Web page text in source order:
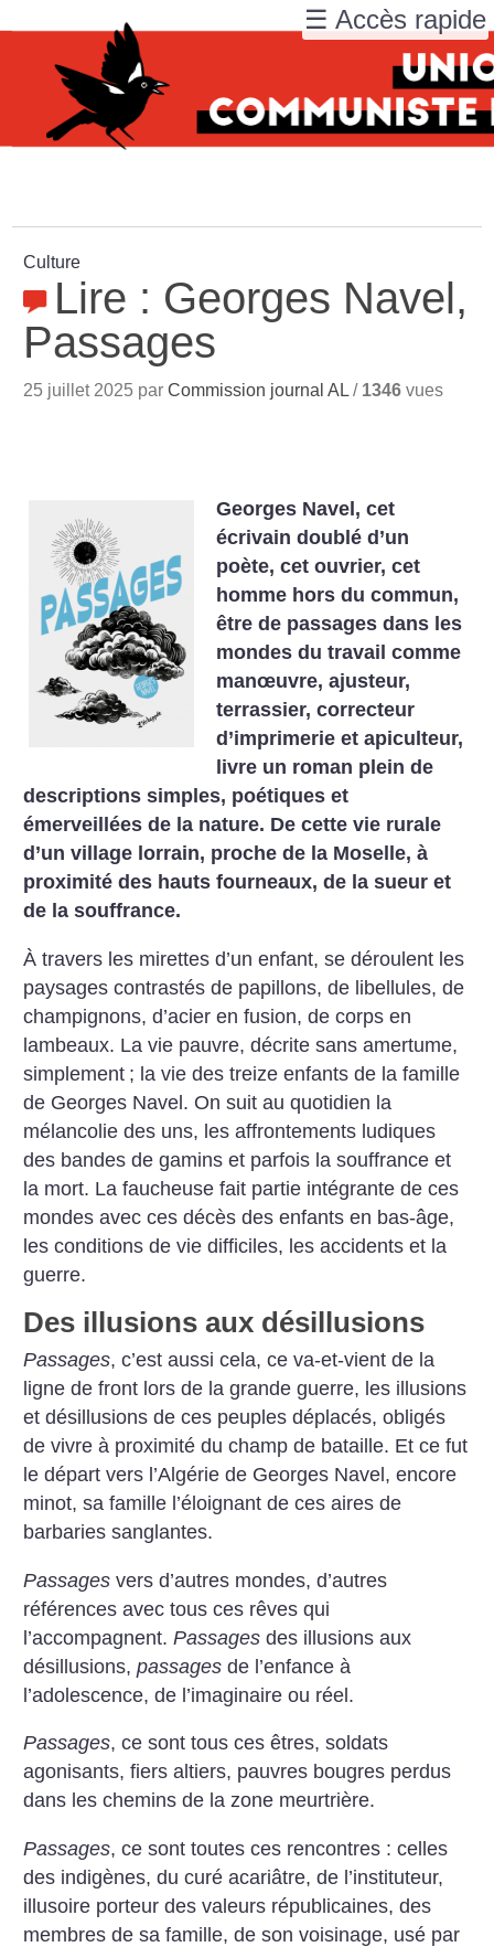
Culture
Lire : Georges Navel,
Passages
25 juillet 2025 parCommission journal AL / 1346 vues
Georges Navel, cet
écrivain doublé d’un
poète, cet ouvrier, cet
homme hors du commun,
être de passages dans les
mondes du travail comme
manœuvre, ajusteur,
terrassier, correcteur
d’imprimerie et apiculteur,
livre un roman plein de
descriptions simples, poétiques et
émerveillées de la nature. De cette vie rurale
d’un village lorrain, proche de la Moselle, à
proximité des hauts fourneaux, de la sueur et
de la souffrance.
À travers les mirettes d’un enfant, se déroulent les
paysages contrastés de papillons, de libellules, de
champignons, d’acier en fusion, de corps en
lambeaux. La vie pauvre, décrite sans amertume,
simplement ; la vie des treize enfants de la famille
de Georges Navel. On suit au quotidien la
mélancolie des uns, les affrontements ludiques
des bandes de gamins et parfois la souffrance et
la mort. La faucheuse fait partie intégrante de ces
mondes avec ces décès des enfants en bas-âge,
les conditions de vie difficiles, les accidents et la
guerre.
Des illusions aux désillusions
Passages, c’est aussi cela, ce va-et-vient de la
ligne de front lors de la grande guerre, les illusions
et désillusions de ces peuples déplacés, obligés
de vivre à proximité du champ de bataille. Et ce fut
le départ vers l’Algérie de Georges Navel, encore
minot, sa famille l’éloignant de ces aires de
barbaries sanglantes.
Passagesvers d’autres mondes, d’autres
références avec tous ces rêves qui
l’accompagnent.Passages des illusions aux
désillusions,passages de l’enfance à
l’adolescence, de l’imaginaire ou réel.
Passages, ce sont tous ces êtres, soldats
agonisants, fiers altiers, pauvres bougres perdus
dans les chemins de la zone meurtrière.
Passages, ce sont toutes ces rencontres : celles
des indigènes, du curé acariâtre, de l’instituteur,
illusoire porteur des valeurs républicaines, des
membres de sa famille, de son voisinage, usé par
☰ Accès rapide